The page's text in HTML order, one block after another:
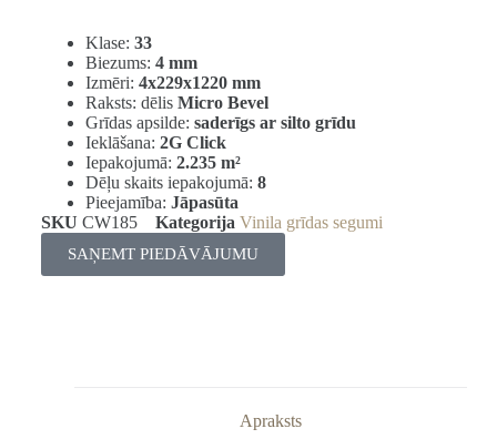
Klase: 33
Biezums: 4 mm
Izmēri: 4x229x1220 mm
Raksts: dēlis Micro Bevel
Grīdas apsilde: saderīgs ar silto grīdu
Ieklāšana: 2G Click
Iepakojumā: 2.235 m²
Dēļu skaits iepakojumā: 8
Pieejamība: Jāpasūta
SKU CW185 Kategorija Vinila grīdas segumi
SAŅEMT PIEDĀVĀJUMU
Apraksts